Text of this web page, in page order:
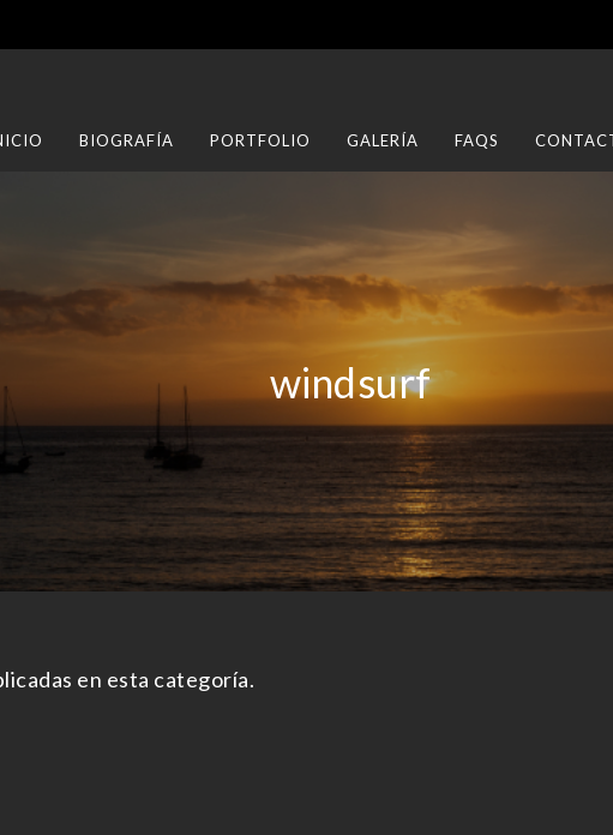
BIOGRAFÍA PORTFOLIO GALERÍA FAQS
windsurf
en esta categoría.